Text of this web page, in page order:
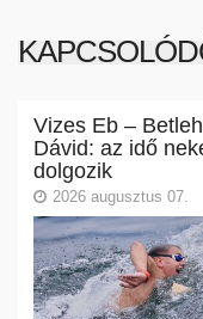
Vizes Eb –
Dávid: az idő
dolgozik
2026 augusztus 07.